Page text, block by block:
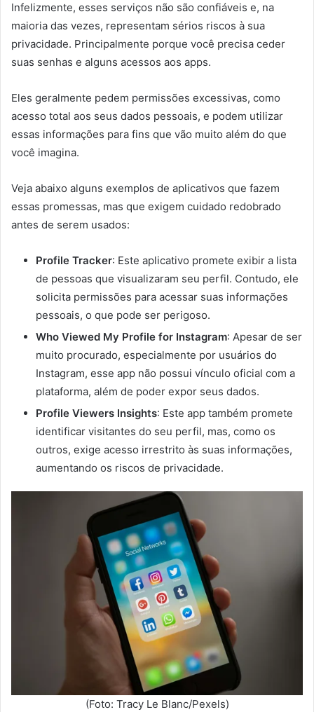
Infelizmente, esses serviços não são confiáveis e, na
maioria das vezes, representam sérios riscos à sua
privacidade. Principalmente porque você precisa ceder
suas senhas e alguns acessos aos apps.
Eles geralmente pedem permissões excessivas, como
acesso total aos seus dados pessoais, e podem utilizar
essas informações para fins que vão muito além do que
você imagina.
Veja abaixo alguns exemplos de aplicativos que fazem
essas promessas, mas que exigem cuidado redobrado
antes de serem usados:
Profile Tracker: Este aplicativo promete exibir a lista
de pessoas que visualizaram seu perfil. Contudo, ele
solicita permissões para acessar suas informações
pessoais, o que pode ser perigoso.
Who Viewed My Profile for Instagram: Apesar de ser
muito procurado, especialmente por usuários do
Instagram, esse app não possui vínculo oficial com a
plataforma, além de poder expor seus dados.
Profile Viewers Insights: Este app também promete
identificar visitantes do seu perfil, mas, como os
outros, exige acesso irrestrito às suas informações,
aumentando os riscos de privacidade.
(Foto: Tracy Le Blanc/Pexels)